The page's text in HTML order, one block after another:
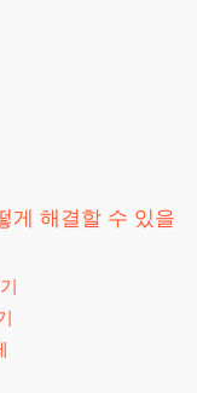
게 해결할 수 있을